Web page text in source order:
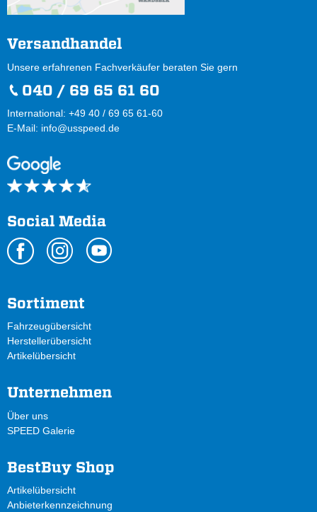
Versandhandel
Unsere erfahrenen Fachverkäufer beraten Sie gern
040 / 69 65 61 60
International: +49 40 / 69 65 61-60
E-Mail: info@usspeed.de
Social Media
Sortiment
Fahrzeugübersicht
Herstellerübersicht
Artikelübersicht
Unternehmen
Über uns
SPEED Galerie
BestBuy Shop
Artikelübersicht
Anbieterkennzeichnung